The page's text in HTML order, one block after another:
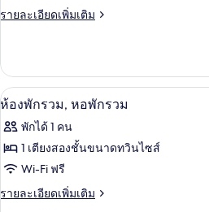
ห้อง
หอพัก
รวม
(8
Beds
dorm
room1)
รายละเอียดเพิ่มเติม
ราย
เกี่ยว
กับ
ห้อง
รวม,
หอพัก
(8
Beds
dorm
เปิด
ภาพถ่าย
ทั้งหมด
ของ
ห้อง
ห้อง
8
ห้องพักรวม, หอพักรวม
พักได้ 1 คน
1 เตียงสองชั้นขนาดทวินไซส์
Wi-Fi ฟรี
รายละเอียดเพิ่มเติม
ราย